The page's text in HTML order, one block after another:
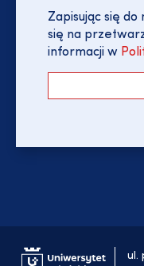
Zapisując się
się na
informacji w
ul.